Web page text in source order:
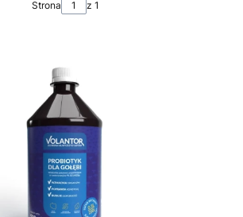
Strona z 1